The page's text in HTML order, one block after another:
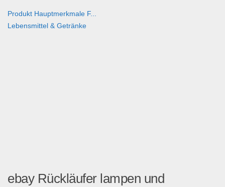
Produkt Hauptmerkmale F...
Lebensmittel & Getränke
ebay Rückläufer lampen und